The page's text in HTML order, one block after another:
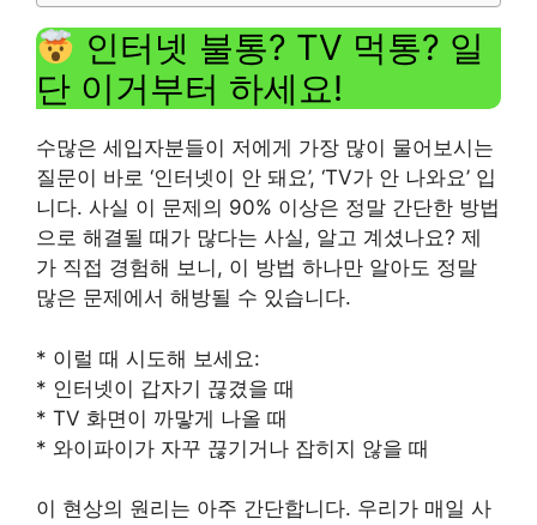
인터넷 불통? TV 먹통? 일
단 이거부터 하세요!
수많은 세입자분들이 저에게 가장 많이 물어보시는
질문이 바로 ‘인터넷이 안 돼요’, ‘TV가 안 나와요’ 입
니다. 사실 이 문제의 90% 이상은 정말 간단한 방법
으로 해결될 때가 많다는 사실, 알고 계셨나요? 제
가 직접 경험해 보니, 이 방법 하나만 알아도 정말
많은 문제에서 해방될 수 있습니다.
* 이럴 때 시도해 보세요:
* 인터넷이 갑자기 끊겼을 때
* TV 화면이 까맣게 나올 때
* 와이파이가 자꾸 끊기거나 잡히지 않을 때
이 현상의 원리는 아주 간단합니다. 우리가 매일 사